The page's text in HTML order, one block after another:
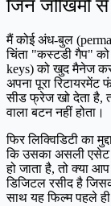
जिन जोखिमों
मैं कोई अंध-बुल
चिंता "कस्टडी गैप"
keys) को खुद मैनेज
अपना पूरा
सीड फ्रेज खो देता है,
वाला बटन नहीं होता।
फिर लिक्विडिटी का
कि उसका असली एसेट
हो जाता है, तो क्या
डिजिटल रसीद है
साथ यह फिल्म पहले